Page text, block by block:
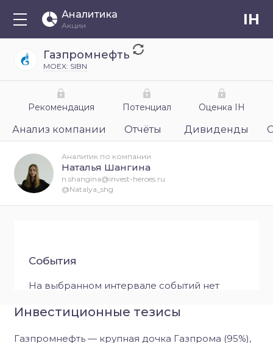
Аналитика
Акции IH
Газпромнефть
MOEX: SIBN
Рекомендация Потенциал Оценка IH
Анализ компании Отчёты Дивиденды
События
На выбранном интервале событий нет
Инвестиционные тезисы
Газпромнефть — крупная дочка Газпрома (95%),
Аналитик по компании
Наталья Шангина
n.shangina@invest-heroes.ru
@Natalya_shg